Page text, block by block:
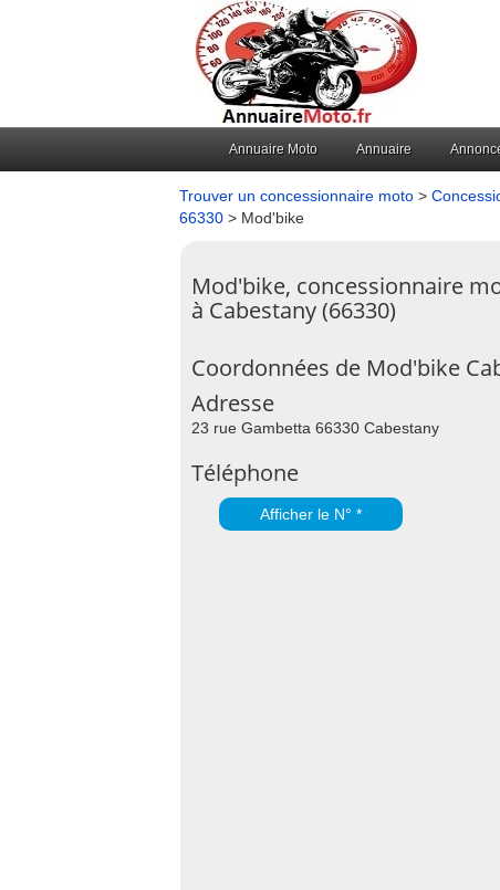
Annuaire Moto Annuaire
Trouver un concessionnaire moto >
66330 > Mod'bike
Mod'bike, concessionnaire
à Cabestany (66330)
Coordonnées de Mod'bike
Adresse
23 rue Gambetta 66330 Cabestany
Téléphone
Afficher le N° *